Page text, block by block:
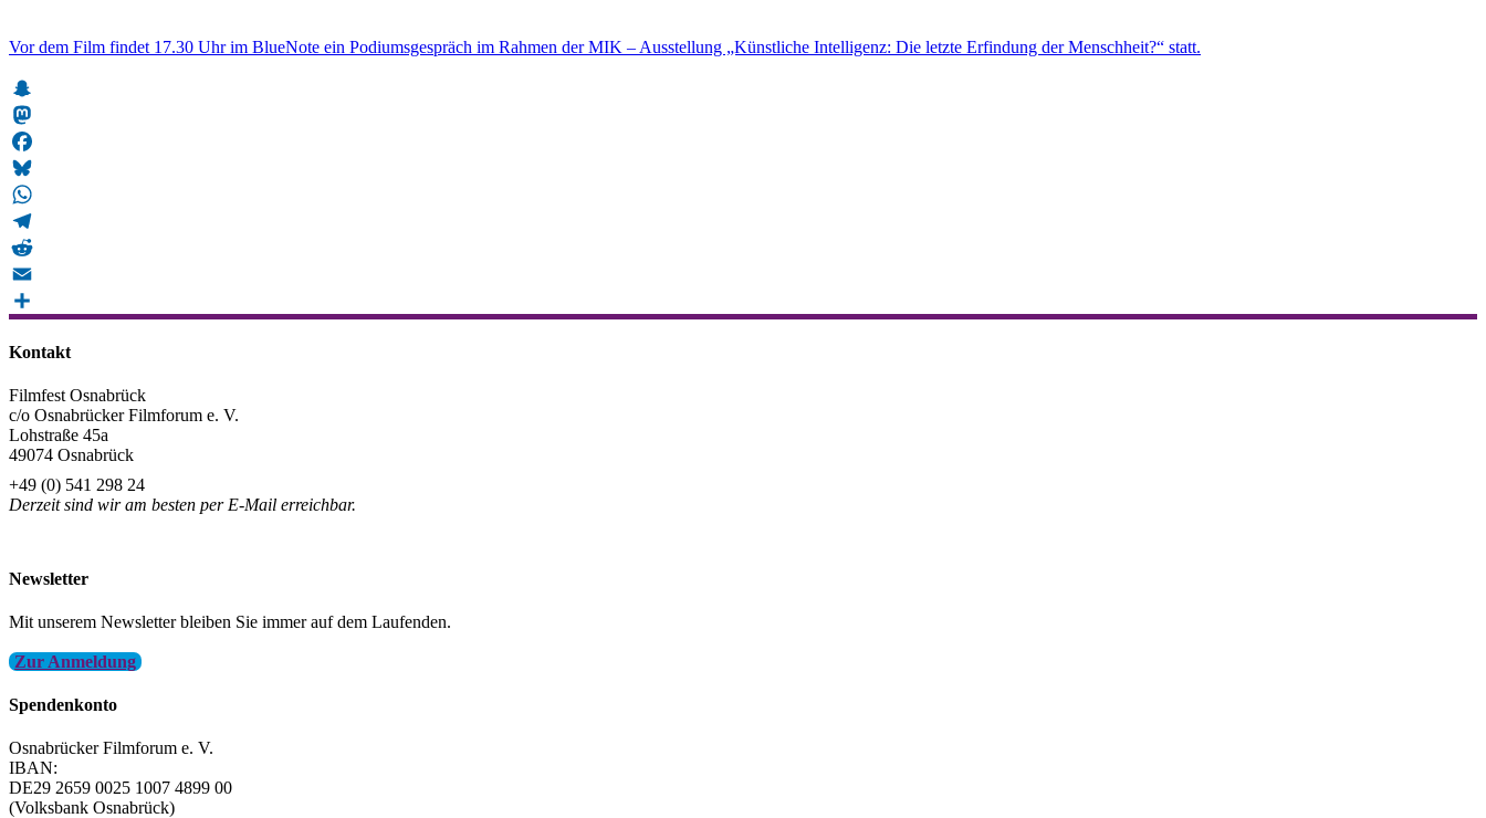
Vor dem Film findet 17.30 Uhr im BlueNote ein Podiumsgespräch im Rahmen der MIK – Ausstellung „Künstliche Intelligenz: Die letzte Erfindung der Menschheit?“ statt.
Snapchat
Mastodon
Facebook
Bluesky
WhatsApp
Telegram
Reddit
Email
Kontakt
Filmfest Osnabrück
c/o Osnabrücker Filmforum e. V.
Lohstraße 45a
49074 Osnabrück
+49 (0) 541 298 24
Derzeit sind wir am besten per E-Mail erreichbar.
Newsletter
Mit unserem Newsletter bleiben Sie immer auf dem Laufenden.
Zur Anmeldung
Spendenkonto
Osnabrücker Filmforum e. V.
IBAN:
DE29 2659 0025 1007 4899 00
(Volksbank Osnabrück)